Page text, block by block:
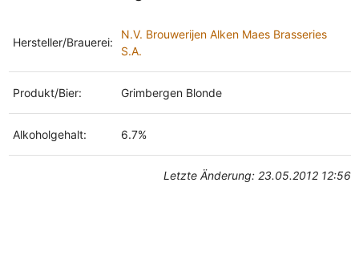
Hersteller/Brauerei:
N.V. Brouwerijen Alken Maes Brasseries
S.A.
Produkt/Bier: Grimbergen Blonde
Alkoholgehalt: 6.7%
Letzte Änderung: 23.05.2012 12:56